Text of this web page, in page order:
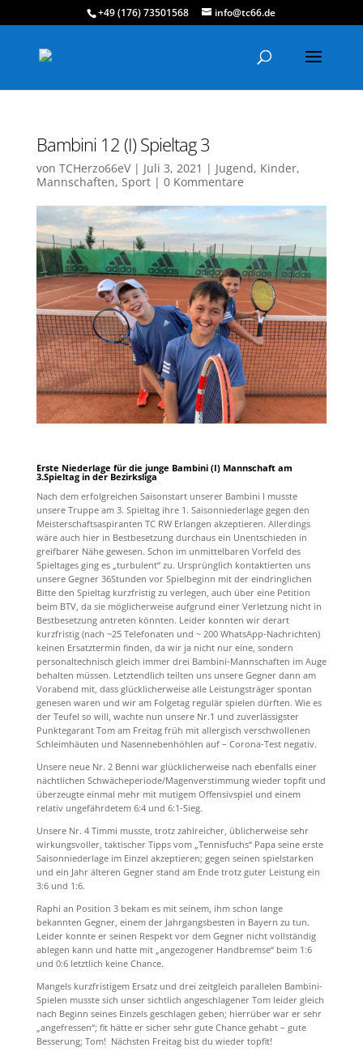
+49 (176) 73501568 info@tc66.de
Bambini 12 (I) Spieltag 3
von TCHerzo66eV| Juli 3, 2021 | Jugend, Kinder,
Mannschaften, Sport| 0 Kommentare
Erste Niederlage für die junge Bambini (I) Mannschaft am
3.Spieltag in der Bezirksliga
Nach dem erfolgreichen Saisonstart unserer Bambini I musste
unsere Truppe am 3. Spieltag ihre 1. Saisonniederlage gegen den
Meisterschaftsaspiranten TC RW Erlangen akzeptieren. Allerdings
wäre auch hier in Bestbesetzung durchaus ein Unentschieden in
greifbarer Nähe gewesen. Schon im unmittelbaren Vorfeld des
Spieltages ging es „turbulent“ zu. Ursprünglich kontaktierten uns
unsere Gegner 36Stunden vor Spielbeginn mit der eindringlichen
Bitte den Spieltag kurzfristig zu verlegen, auch über eine Petition
beim BTV, da sie möglicherweise aufgrund einer Verletzung nicht in
Bestbesetzung antreten könnten. Leider konnten wir derart
kurzfristig (nach ~25 Telefonaten und ~ 200 WhatsApp-Nachrichten)
keinen Ersatztermin finden, da wir ja nicht nur eine, sondern
personaltechnisch gleich immer drei Bambini-Mannschaften im Auge
behalten müssen. Letztendlich teilten uns unsere Gegner dann am
Vorabend mit, dass glücklicherweise alle Leistungsträger spontan
genesen waren und wir am Folgetag regulär spielen dürften. Wie es
der Teufel so will, wachte nun unsere Nr.1 und zuverlässigster
Punktegarant Tom am Freitag früh mit allergisch verschwollenen
Schleimhäuten und Nasennebenhöhlen auf – Corona-Test negativ.
Unsere neue Nr. 2 Benni war glücklicherweise nach ebenfalls einer
nächtlichen Schwächeperiode/Magenverstimmung wieder topfit und
überzeugte einmal mehr mit mutigem Offensivspiel und einem
relativ ungefährdetem 6:4 und 6:1-Sieg.
Unsere Nr. 4 Timmi musste, trotz zahlreicher, üblicherweise sehr
wirkungsvoller, taktischer Tipps vom „Tennisfuchs“ Papa seine erste
Saisonniederlage im Einzel akzeptieren; gegen seinen spielstarken
und ein Jahr älteren Gegner stand am Ende trotz guter Leistung ein
3:6 und 1:6.
Raphi an Position 3 bekam es mit seinem, ihm schon lange
bekannten Gegner, einem der Jahrgangsbesten in Bayern zu tun.
Leider konnte er seinen Respekt vor dem Gegner nicht vollständig
ablegen kann und hatte mit „angezogener Handbremse“ beim 1:6
und 0:6 letztlich keine Chance.
Mangels kurzfristigem Ersatz und drei zeitgleich parallelen Bambini-
Spielen musste sich unser sichtlich angeschlagener Tom leider gleich
nach Beginn seines Einzels geschlagen geben; hierrüber war er sehr
„angefressen“; fit hätte er sicher sehr gute Chance gehabt – gute
Besserung; Tom! Nächsten Freitag bist du wieder topfit!